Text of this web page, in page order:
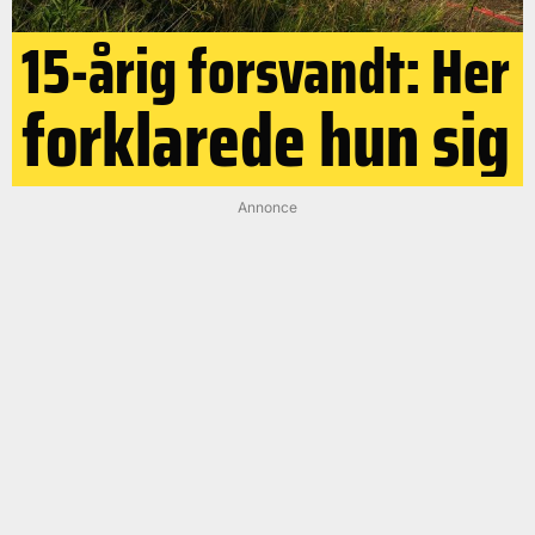
15-årig forsvandt: Her
forklarede hun sig
Annonce